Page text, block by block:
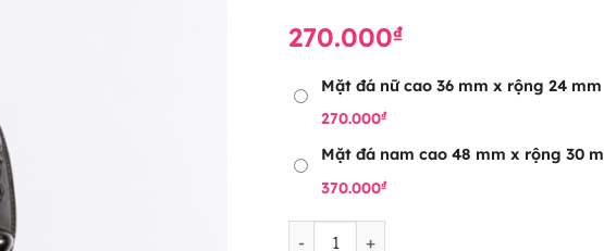
270.000₫
Mặt đá nữ cao 36 mm x rộng 24 mm
270.000₫
Mặt đá nam cao 48 mm x rộng 30
370.000₫
Mặt dây chuyền bản mệnh hư không
Alternative: